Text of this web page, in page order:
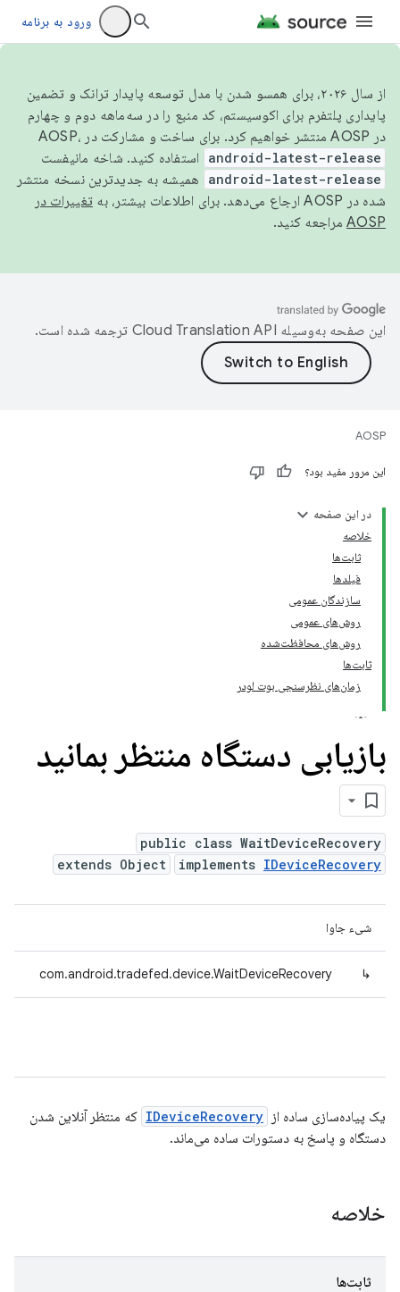
ورود به برنامه
از سال ۲۰۲۶، برای همسو شدن با مدل توسعه پایدار ترانک و تضمین
پایداری پلتفرم برای اکوسیستم، کد منبع را در سه‌ماهه دوم و چهارم
در AOSP منتشر خواهیم کرد. برای ساخت و مشارکت در AOSP،
android-latest-release استفاده کنید. شاخه مانیفست
android-latest-release
همیشه به جدیدترین نسخه منتشر
شده در AOSP ارجاع می‌دهد. برای اطلاعات بیشتر، به
تغییرات در
AOSP مراجعه کنید.
این صفحه به‌وسیله ترجمه شده است.
AOSP
این مرور مفید بود؟
در این صفحه
خلاصه
ثابت‌ها
فیلدها
سازندگان عمومی
روش‌های عمومی
روش‌های محافظت‌شده
ثابت‌ها
زمان‌های نظرسنجی بوت لودر
بازیابی دستگاه منتظر بمانید
public class WaitDeviceRecovery
extends Object
implements IDeviceRecovery
شیء جاوا
↳
com.android.tradefed.device.WaitDeviceRecovery
یک پیاده‌سازی ساده از IDeviceRecovery که منتظر آنلاین شدن
دستگاه و پاسخ به دستورات ساده می‌ماند.
خلاصه
ثابت‌ها